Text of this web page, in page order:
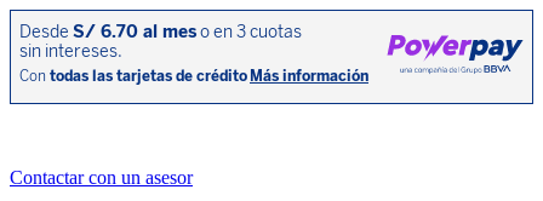
hybrid+X-
frame
par
cantidad
Contactar con un asesor